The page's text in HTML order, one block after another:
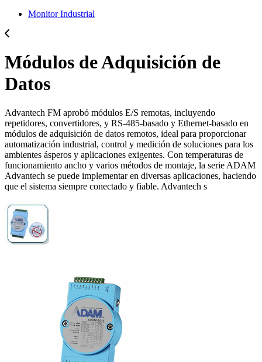
Monitor Industrial
Módulos de Adquisición de
Datos
Advantech FM aprobó módulos E/S remotas, incluyendo
repetidores, convertidores, y RS-485-basado y Ethernet-basado en
módulos de adquisición de datos remotos, ideal para proporcionar
automatización industrial, control y medición de soluciones para los
ambientes ásperos y aplicaciones exigentes. Con temperaturas de
funcionamiento ancho y varios métodos de montaje, la serie ADAM
Advantech se puede implementar en diversas aplicaciones, haciendo
que el sistema siempre conectado y fiable. Advantech s